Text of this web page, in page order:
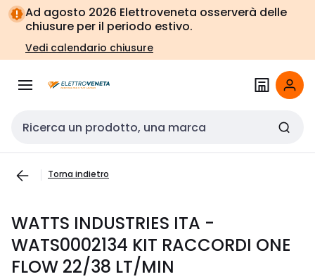
Vai alla
navigazione
Vai
alla
pagina
Ad agosto 2026 Elettroveneta osserverà delle
chiusure per il periodo estivo.
Vedi calendario chiusure
Cerca input
Torna indietro
WATTS INDUSTRIES ITA -
WATS0002134 KIT RACCORDI ONE
FLOW 22/38 LT/MIN